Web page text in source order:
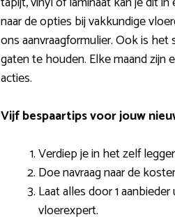
naar de opties bij vakkundige
ons aanvraagformulier. Ook is
gaten te houden. Elke maand
acties.
Vijf bespaartips voor jouw
Verdiep je in het zelf
Doe navraag naar de
Laat alles door 1
vloerexpert.